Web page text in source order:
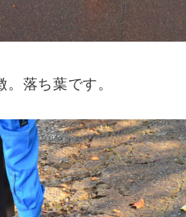
落ち葉です。